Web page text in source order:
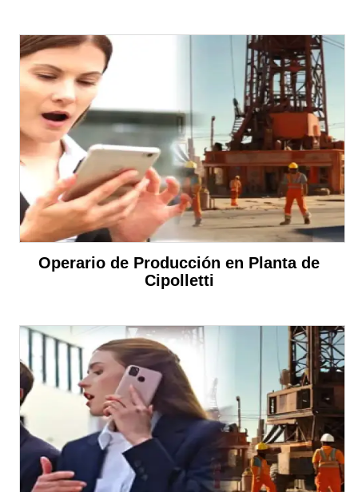
Operario de Producción en Planta de
Cipolletti